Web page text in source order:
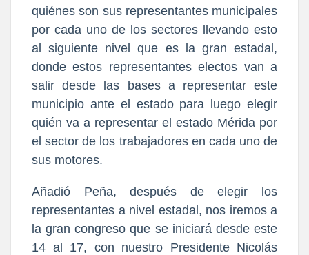
quiénes son sus representantes municipales
por cada uno de los sectores llevando esto
al siguiente nivel que es la gran estadal,
donde estos representantes electos van a
salir desde las bases a representar este
municipio ante el estado para luego elegir
quién va a representar el estado Mérida por
el sector de los trabajadores en cada uno de
sus motores.
Añadió Peña, después de elegir los
representantes a nivel estadal, nos iremos a
la gran congreso que se iniciará desde este
14 al 17, con nuestro Presidente Nicolás